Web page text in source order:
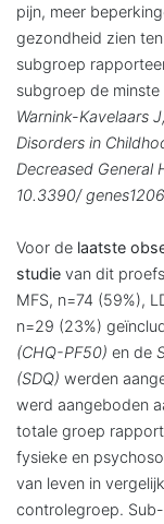
pijn, meer
gezondheid zien
subgroep
subgroep de minste
Warnink-Kavelaars
Disorders in
Decreased General
10.3390/
Voor de laatste
studie van dit
MFS, n=74 (59%),
n=29 (23%)
(CHQ-PF50) en de
(SDQ) werden
werd aangeboden
totale groep
fysieke en
van leven in
controlegroep.